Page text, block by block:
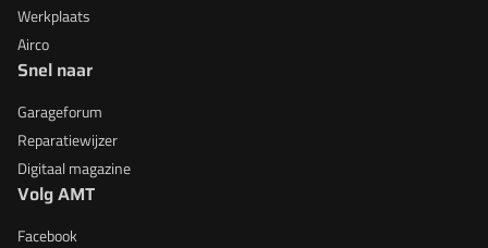
Werkplaats
Airco
Snel naar
Garageforum
Reparatiewijzer
Digitaal magazine
Volg AMT
Facebook